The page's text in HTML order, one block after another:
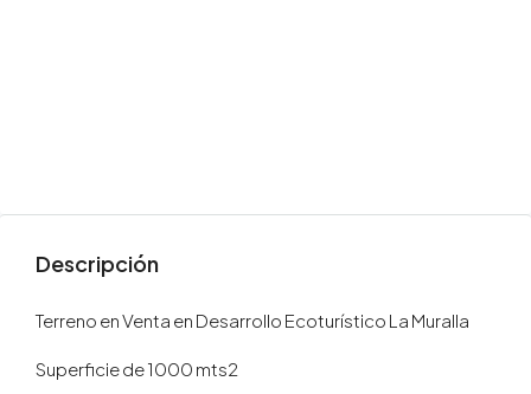
Descripción
Terreno en Venta en Desarrollo Ecoturístico La Muralla
Superficie de 1000 mts2